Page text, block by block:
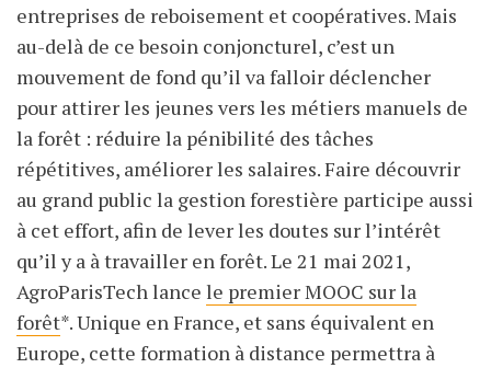
entreprises de reboisement et coopératives. Mais
au-delà de ce besoin conjoncturel, c’est un
mouvement de fond qu’il va falloir déclencher
pour attirer les jeunes vers les métiers manuels de
la forêt : réduire la pénibilité des tâches
répétitives, améliorer les salaires. Faire découvrir
au grand public la gestion forestière participe aussi
à cet effort, afin de lever les doutes sur l’intérêt
qu’il y a à travailler en forêt. Le 21 mai 2021,
AgroParisTech lance le premier MOOC sur la
forêt*. Unique en France, et sans équivalent en
Europe, cette formation à distance permettra à